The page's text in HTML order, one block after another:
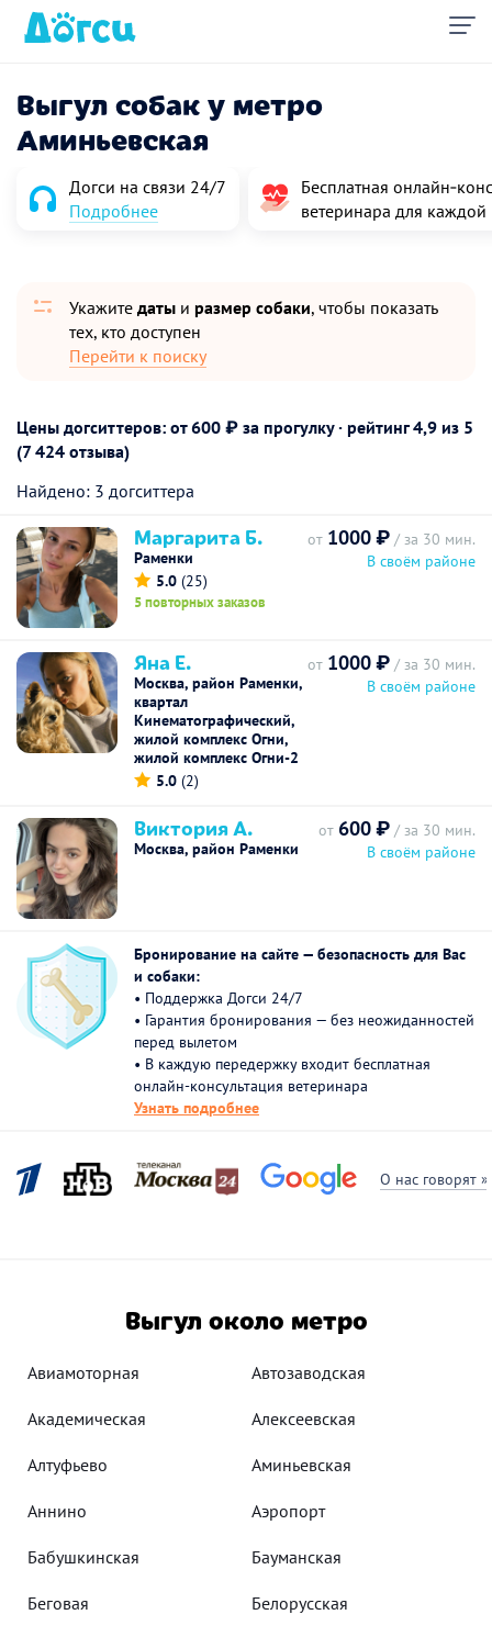
Выгул собак у метро
Аминьевская
Догси на связи 24/7
Подробнее
Бесплатная
ветеринара для
Укажите даты и размер собаки, чтобы показать
тех, кто доступен
Перейти к поиску
Цены догситтеров: от 600 ₽ за прогулку · рейтинг4,9 из 5
(7 424 отзыва)
Найдено: 3 догситтера
Маргарита Б.
Раменки
5.0 (25)
5 повторных заказов
от 1000 ₽ / за 30 мин.
В своём районе
Яна Е.
Москва, район Раменки,
квартал
Кинематографический,
жилой комплекс Огни,
жилой комплекс Огни-2
5.0 (2)
от 1000 ₽ / за 30 мин.
В своём районе
Виктория А.
Москва, район Раменки
от 600 ₽ / за 30 мин.
В своём районе
Бронирование на сайте — безопасность для Вас
и собаки:
• Поддержка Догси 24/7
• Гарантия бронирования — без неожиданностей
перед вылетом
• В каждую передержку входит бесплатная
онлайн-консультация ветеринара
Узнать подробнее
О нас говорят »
Выгул около метро
Авиамоторная Автозаводская
Академическая Алексеевская
Алтуфьево Аминьевская
Аннино Аэропорт
Бабушкинская Бауманская
Беговая Белорусская